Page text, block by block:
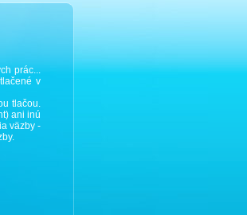
prác...
v
tlačou.
ani inú
väzby -